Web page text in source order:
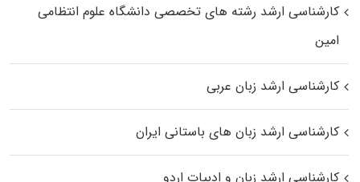
کارشناسی ارشد رﺷﺘﻪ ﻫﺎی تخصصی داﻧﺸﮕﺎه ﻋﻠﻮم انتظامی
اﻣﻴﻦ
کارشناسی ارشد زبان عربی
کارشناسی ارشد زبان‌ های باستانی ایران
کارشناسی ارشد زبان و ادبیات اردو